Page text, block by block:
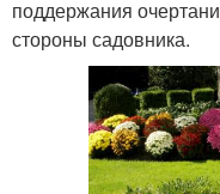
поддержания
стороны садовника.